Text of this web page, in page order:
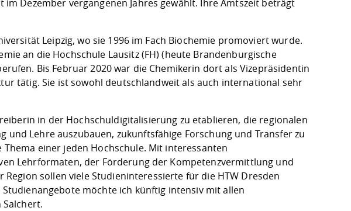
Dezember vergangenen Jahres gewählt. Ihre Amtszeit beträgt
Leipzig, wo sie 1996 im Fach Biochemie promoviert wurde.
an die Hochschule Lausitz (FH) (heute Brandenburgische
Bis Februar 2020 war die Chemikerin dort als Vizepräsidentin
tätig. Sie ist sowohl deutschlandweit als auch international sehr
in der Hochschuldigitalisierung zu etablieren, die regionalen
Lehre auszubauen, zukunftsfähige Forschung und Transfer zu
einer jeden Hochschule. Mit interessanten
Lehrformaten, der Förderung der Kompetenzvermittlung und
sollen viele Studieninteressierte für die HTW Dresden
möchte ich künftig intensiv mit allen